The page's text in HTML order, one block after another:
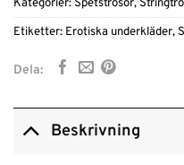
Etiketter: Erotiska underkläder,
Dela:
Beskrivning